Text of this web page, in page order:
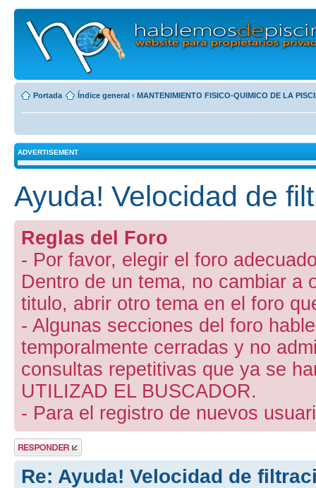
Portada Índice general ‹ MANTENIMIENTO FISICO-QUIMICO DE LA
ADVERTISEMENT
Ayuda! Velocidad de
Reglas del Foro
- Por favor, elegir el foro
Dentro de un tema, no cambiar a
titulo, abrir otro tema en el foro
- Algunas secciones del foro
temporalmente cerradas y no
consultas repetitivas que ya se
UTILIZAD EL BUSCADOR.
- Para el registro de nuevos
Publicar una
respuesta
Re: Ayuda! Velocidad de